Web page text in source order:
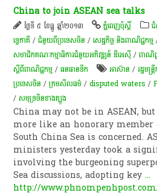
China to join ASEAN sea talks
ថ្ងៃទី ៥ ខែធ្នូ ឆ្នាំ២០១៣ ភ្នំពេញប៉ុស្តិ៍
ទ្វេភាគី /ជំនួយពីប្រទេសចិន /សេដ្ឋកិច្ច និងពាណិជ្ជកម្ម
សមាជិកគណៈកម្មាធិការជំនួយអភិវឌ្ឍន៍ ឌីអេស៊ី /ពាណិជ្
ស្តីពីពាណិជ្ជកម្ម /​ធនធាន​ទឹក​ អាស៊ាន /រដ្ឋមន្
ប្រទេសចិន /ក្រមសីលធម៌ /disputed waters /
/សមុទ្រចិនខាងត្បូង
China may not be in ASEAN,
more like an honorary member
South China Sea is concerned.
ministers yesterday took a
involving the burgeoning
Sea discussions, adopting key...
http://